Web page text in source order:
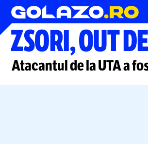
Superliga
ZSORI, OUT
Atacantul de la UTA a